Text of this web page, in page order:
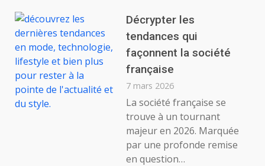
Décrypter les
tendances qui
façonnent la société
française
7 mars 2026
La société française se
trouve à un tournant
majeur en 2026. Marquée
par une profonde remise
en question…